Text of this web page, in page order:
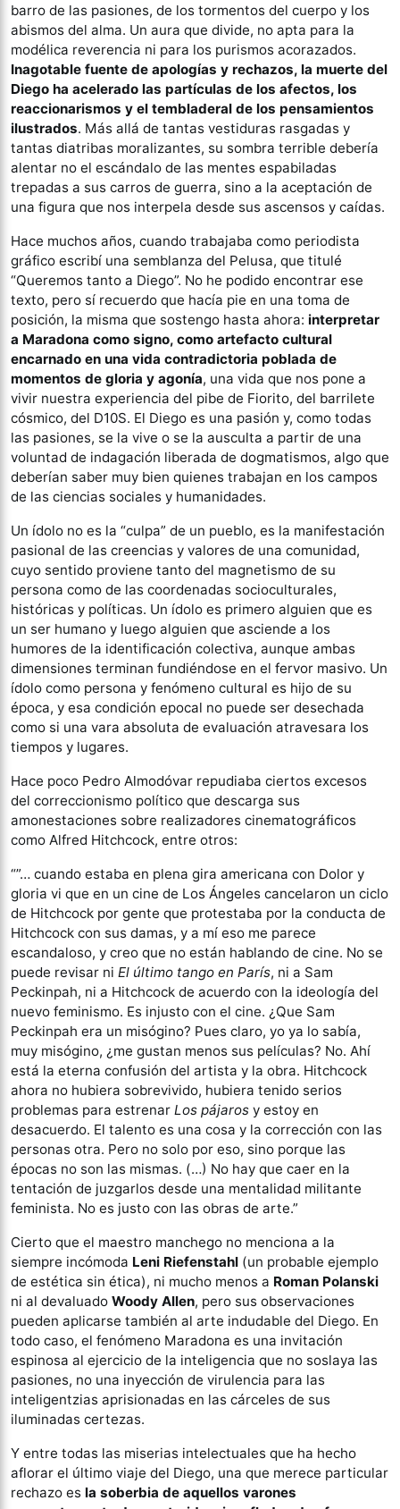
barro de las pasiones, de los tormentos del cuerpo y los
abismos del alma. Un aura que divide, no apta para la
modélica reverencia ni para los purismos acorazados.
Inagotable fuente de apologías y rechazos, la muerte del
Diego ha acelerado las partículas de los afectos, los
reaccionarismos y el tembladeral de los pensamientos
ilustrados. Más allá de tantas vestiduras rasgadas y
tantas diatribas moralizantes, su sombra terrible debería
alentar no el escándalo de las mentes espabiladas
trepadas a sus carros de guerra, sino a la aceptación de
una figura que nos interpela desde sus ascensos y caídas.
Hace muchos años, cuando trabajaba como periodista
gráfico escribí una semblanza del Pelusa, que titulé
“Queremos tanto a Diego”. No he podido encontrar ese
texto, pero sí recuerdo que hacía pie en una toma de
posición, la misma que sostengo hasta ahora: interpretar
a Maradona como signo, como artefacto cultural
encarnado en una vida contradictoria poblada de
momentos de gloria y agonía, una vida que nos pone a
vivir nuestra experiencia del pibe de Fiorito, del barrilete
cósmico, del D10S. El Diego es una pasión y, como todas
las pasiones, se la vive o se la ausculta a partir de una
voluntad de indagación liberada de dogmatismos, algo que
deberían saber muy bien quienes trabajan en los campos
de las ciencias sociales y humanidades.
Un ídolo no es la “culpa” de un pueblo, es la manifestación
pasional de las creencias y valores de una comunidad,
cuyo sentido proviene tanto del magnetismo de su
persona como de las coordenadas socioculturales,
históricas y políticas. Un ídolo es primero alguien que es
un ser humano y luego alguien que asciende a los
humores de la identificación colectiva, aunque ambas
dimensiones terminan fundiéndose en el fervor masivo. Un
ídolo como persona y fenómeno cultural es hijo de su
época, y esa condición epocal no puede ser desechada
como si una vara absoluta de evaluación atravesara los
tiempos y lugares.
Hace poco Pedro Almodóvar repudiaba ciertos excesos
del correccionismo político que descarga sus
amonestaciones sobre realizadores cinematográficos
como Alfred Hitchcock, entre otros:
“”… cuando estaba en plena gira americana con Dolor y
gloria vi que en un cine de Los Ángeles cancelaron un ciclo
de Hitchcock por gente que protestaba por la conducta de
Hitchcock con sus damas, y a mí eso me parece
escandaloso, y creo que no están hablando de cine. No se
puede revisar ni El último tango en París, ni a Sam
Peckinpah, ni a Hitchcock de acuerdo con la ideología del
nuevo feminismo. Es injusto con el cine. ¿Que Sam
Peckinpah era un misógino? Pues claro, yo ya lo sabía,
muy misógino, ¿me gustan menos sus películas? No. Ahí
está la eterna confusión del artista y la obra. Hitchcock
ahora no hubiera sobrevivido, hubiera tenido serios
problemas para estrenar Los pájaros y estoy en
desacuerdo. El talento es una cosa y la corrección con las
personas otra. Pero no solo por eso, sino porque las
épocas no son las mismas. (…) No hay que caer en la
tentación de juzgarlos desde una mentalidad militante
feminista. No es justo con las obras de arte.”
Cierto que el maestro manchego no menciona a la
siempre incómoda Leni Riefenstahl (un probable ejemplo
de estética sin ética), ni mucho menos a Roman Polanski
ni al devaluado Woody Allen, pero sus observaciones
pueden aplicarse también al arte indudable del Diego. En
todo caso, el fenómeno Maradona es una invitación
espinosa al ejercicio de la inteligencia que no soslaya las
pasiones, no una inyección de virulencia para las
inteligentzias aprisionadas en las cárceles de sus
iluminadas certezas.
Y entre todas las miserias intelectuales que ha hecho
aflorar el último viaje del Diego, una que merece particular
rechazo es la soberbia de aquellos varones